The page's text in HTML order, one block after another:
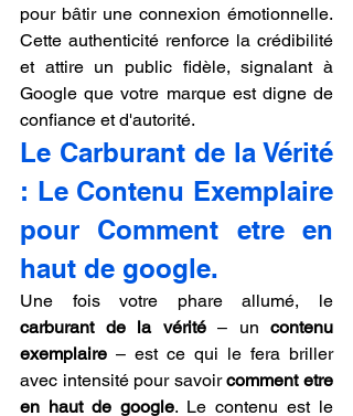
pour bâtir une connexion émotionnelle.
Cette authenticité renforce la crédibilité
et attire un public fidèle, signalant à
Google que votre marque est digne de
confiance et d'autorité.
Le Carburant de la Vérité
: Le Contenu Exemplaire
pour Comment etre en
haut de google.
carburant de la vérité – un contenu
exemplaire – est ce qui le fera briller
avec intensité pour savoir comment etre
en haut de google. Le contenu est le